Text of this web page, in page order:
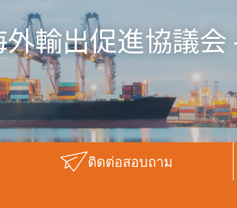
外輸出促進協
ติดต่อสอบถาม